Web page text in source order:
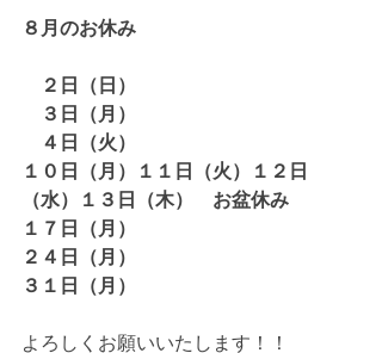
８月のお休み
２日（日）
３日（月）
４日（火）
１０日（月）１１日（火）１２日
（水）１３日（木）　お盆休み
１７日（月）
２４日（月）
３１日（月）
よろしくお願いいたします！！